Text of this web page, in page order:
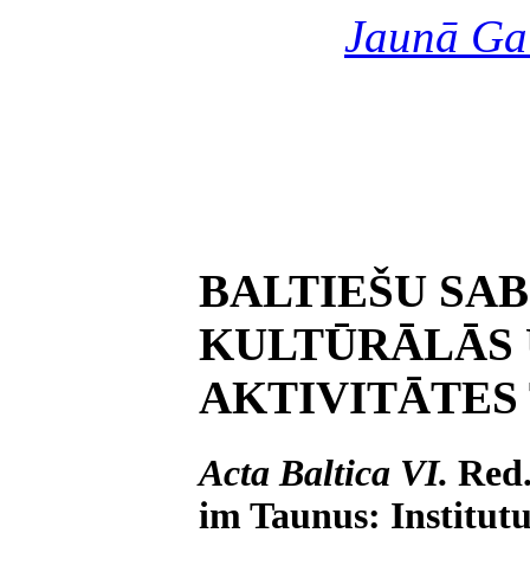
Jaunā
BALTIEŠU
KULTŪRĀLĀS
Acta Baltica VI.
im Taunus: